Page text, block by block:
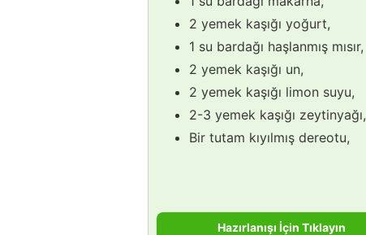
2 yemek kaşığı yoğurt,
1 su bardağı haşlanmış mısır,
2 yemek kaşığı un,
2 yemek kaşığı limon suyu,
2-3 yemek kaşığı zeytinyağı,
Bir tutam kıyılmış dereotu,
Hazırlanışı İçin Tıklayın